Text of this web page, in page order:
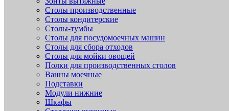
Столы производственные
Столы кондитерские
Столы-тумбы
Столы для посудомоечных машин
Столы для сбора отходов
Столы для мойки овощей
Полки для производственных столов
Ванны моечные
Подставки
Модули нижние
Шкафы